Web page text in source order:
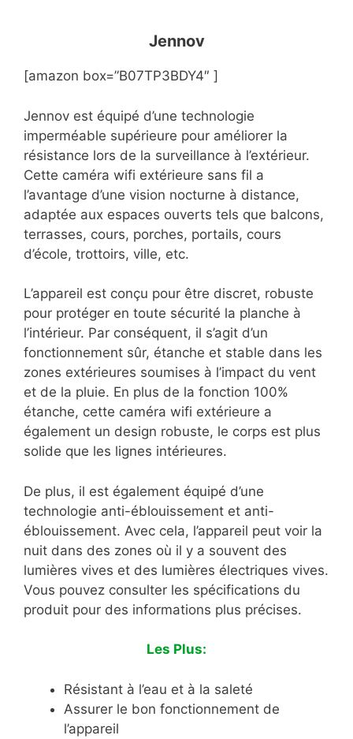
Jennov
[amazon box=”B07TP3BDY4″ ]
Jennov est équipé d’une technologie
imperméable supérieure pour améliorer la
résistance lors de la surveillance à l’extérieur.
Cette caméra wifi extérieure sans fil a
l’avantage d’une vision nocturne à distance,
adaptée aux espaces ouverts tels que balcons,
terrasses, cours, porches, portails, cours
d’école, trottoirs, ville, etc.
L’appareil est conçu pour être discret, robuste
pour protéger en toute sécurité la planche à
l’intérieur. Par conséquent, il s’agit d’un
fonctionnement sûr, étanche et stable dans les
zones extérieures soumises à l’impact du vent
et de la pluie. En plus de la fonction 100%
étanche, cette caméra wifi extérieure a
également un design robuste, le corps est plus
solide que les lignes intérieures.
De plus, il est également équipé d’une
technologie anti-éblouissement et anti-
éblouissement. Avec cela, l’appareil peut voir la
nuit dans des zones où il y a souvent des
lumières vives et des lumières électriques vives.
Vous pouvez consulter les spécifications du
produit pour des informations plus précises.
Les Plus:
Résistant à l’eau et à la saleté
Assurer le bon fonctionnement de
l’appareil